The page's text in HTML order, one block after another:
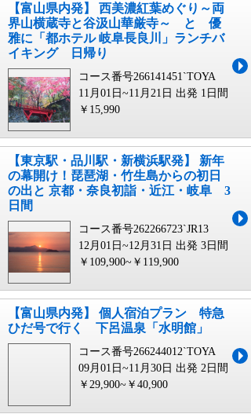
【富山県内発】 西美濃紅葉めぐり～両
界山横蔵寺と谷汲山華厳寺～ と 優
雅に「都ホテル 岐阜長良川」ランチバ
イキング 日帰り
コース番号266141451`TOYA
11月01日~11月21日 出発 1日間
￥15,990
【東京駅・品川駅・新横浜駅発】 新年
の幕開け！琵琶湖・竹生島からの初日
の出と 京都・奈良初詣・近江・岐阜 3
日間
コース番号262266723`JR13
12月01日~12月31日 出発 3日間
￥109,900~￥119,900
【富山県内発】 個人宿泊プラン 特急
ひだ号で行く 下呂温泉「水明館」
コース番号266244012`TOYA
09月01日~11月30日 出発 2日間
￥29,900~￥40,900